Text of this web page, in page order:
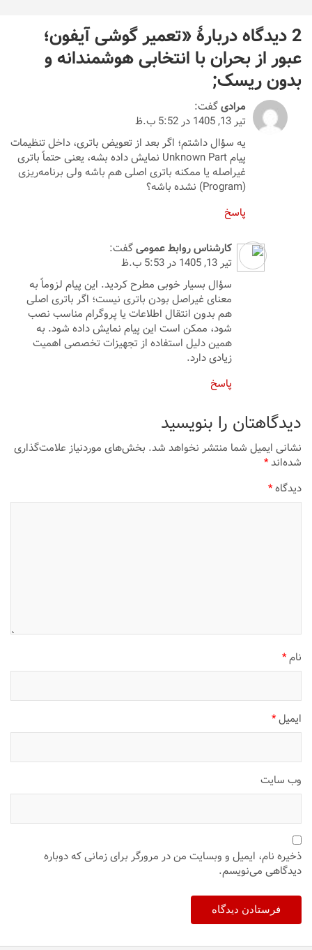
2 دیدگاه دربارهٔ «
تعمیر گوشی آیفون؛
عبور از بحران با انتخابی هوشمندانه و
بدون ریسک;
مرادیگفت:
تیر 13, 1405 در 5:52 ب.ظ
یه سؤال داشتم؛ اگر بعد از تعویض باتری، داخل تنظیمات
پیام Unknown Part نمایش داده بشه، یعنی حتماً باتری
غیراصله یا ممکنه باتری اصلی هم باشه ولی برنامه‌ریزی
پاسخ
کارشناس روابط عمومیگفت:
تیر 13, 1405 در 5:53 ب.ظ
سؤال بسیار خوبی مطرح کردید. این پیام لزوماً به
معنای غیراصل بودن باتری نیست؛ اگر باتری اصلی
هم بدون انتقال اطلاعات یا پروگرام مناسب نصب
شود، ممکن است این پیام نمایش داده شود. به
همین دلیل استفاده از تجهیزات تخصصی اهمیت
زیادی دارد.
پاسخ
دیدگاهتان را بنویسید
نشانی ایمیل شما منتشر نخواهد شد.بخش‌های موردنیاز علامت‌گذاری
شده‌اند*
دیدگاه*
نام*
ایمیل*
وب‌ سایت
ذخیره نام، ایمیل و وبسایت من در مرورگر برای زمانی که دوباره
دیدگاهی می‌نویسم.